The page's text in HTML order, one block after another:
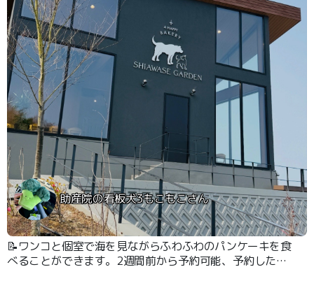
助産院の看板犬3もこもこさん
📝ワンコと個室で海を見ながらふわふわのパンケーキを食
べることができます。2週間前から予約可能、予約した方